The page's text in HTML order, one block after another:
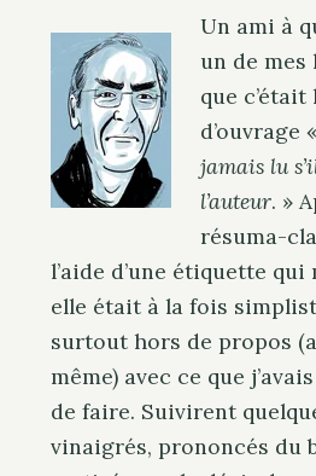
Un ami à
un de mes
que
d’ouvrage «
jamais lu
l’auteur. »
résuma-
l’aide d’une étiquette
elle était à la fois
surtout hors de propos
même) avec ce que
de faire. Suivirent
vinaigrés, prononcés du